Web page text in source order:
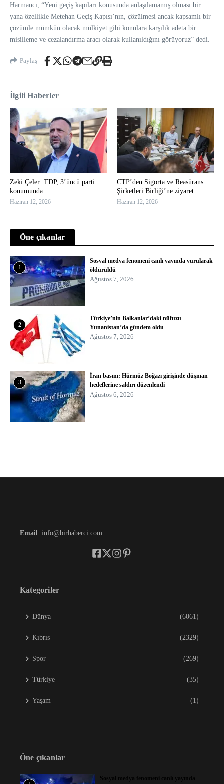
Harmancı, “Yeni geçiş kapıları konusunda anlaşılamamış olması bir
yana özellikle Metehan Geçiş Kapısı’nın, çözülmesi ancak kapsamlı bir
çözümle mümkün olacak mülkiyet gibi konulara karşılık adeta bir
misilleme ve cezalandırma aracı olarak kullanıldığını görüyoruz” dedi.
Paylaş
İlgili Haberler
Zeki Çeler: TDP, 3’üncü parti
konumunda
Haziran 12, 2026
CTP’den Sigorta ve Reasürans
Şirketleri Birliği’ne ziyaret
Haziran 12, 2026
Öne çıkanlar
1
Sosyal medya fenomeni canlı yayında vurularak
öldürüldü
Ağustos 7, 2026
2
Türkiye’nin Balkanlar’daki nüfuzu
Yunanistan’da gündem oldu
Ağustos 7, 2026
3
İran basını: Hürmüz Boğazı girişinde düşman
hedeflerine saldırı düzenlendi
Ağustos 6, 2026
Email: info@birhaberci.com
Kategoriler
Dünya (6061)
Kıbrıs (2329)
Spor (269)
Türkiye (35)
Yaşam (1)
Öne çıkanlar
Sosyal medya fenomeni canlı yayında